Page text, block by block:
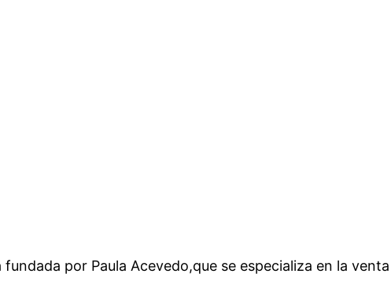
por Paula Acevedo,que se especializa en la